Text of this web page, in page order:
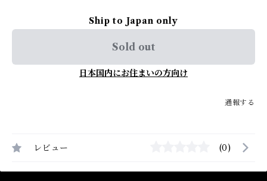
Ship to Japan only
Sold out
日本国内にお住まいの方向け
通報する
レビュー (0)